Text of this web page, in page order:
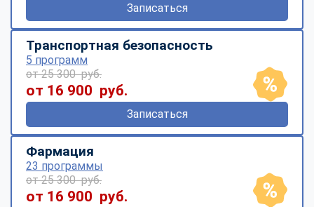
Записаться
Транспортная безопасность
5 программ
от 25 300 руб.
от 16 900 руб.
Записаться
Фармация
23 программы
от 25 300 руб.
от 16 900 руб.